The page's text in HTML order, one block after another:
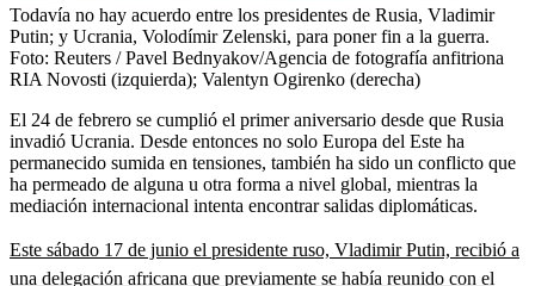
Todavía no hay acuerdo entre los presidentes de Rusia, Vladimir
Putin; y Ucrania, Volodímir Zelenski, para poner fin a la guerra.
Foto: Reuters / Pavel Bednyakov/Agencia de fotografía anfitriona
RIA Novosti (izquierda); Valentyn Ogirenko (derecha)
El 24 de febrero se cumplió el primer aniversario desde que Rusia
invadió Ucrania. Desde entonces no solo Europa del Este ha
permanecido sumida en tensiones, también ha sido un conflicto que
ha permeado de alguna u otra forma a nivel global, mientras la
mediación internacional intenta encontrar salidas diplomáticas.
Este sábado 17 de junio el presidente ruso, Vladimir Putin, recibió a
una delegación africana que previamente se había reunido con el